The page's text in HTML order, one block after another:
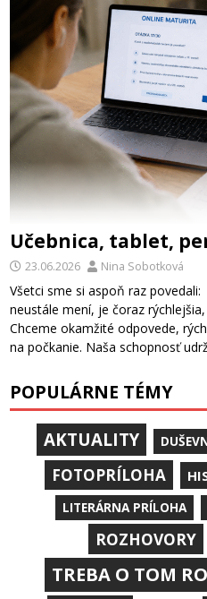
Učebnica, tablet,
23.06.2026 Nina Sobotková
Všetci sme si aspoň raz
neustále mení, je čoraz
Chceme okamžité odpovede,
na počkanie. Naša schopnosť
POPULÁRNE TÉMY
AKTUALITY
FOTOPRÍLOHA
LITERÁRNA PRÍLOHA
ROZHOVORY
TREBA O TOM